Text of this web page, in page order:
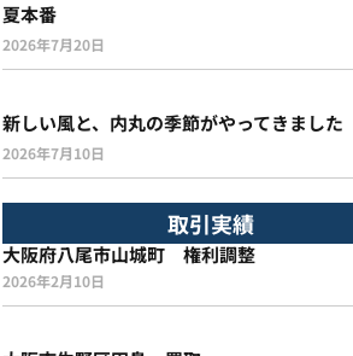
夏本番
2026年7月20日
新しい風と、内丸の季節がやってきました
2026年7月10日
取引実績
大阪府八尾市山城町 権利調整
2026年2月10日